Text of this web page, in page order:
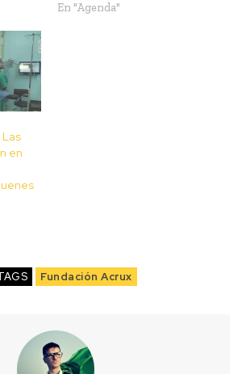
En "Agenda"
en
Fundación Acrux